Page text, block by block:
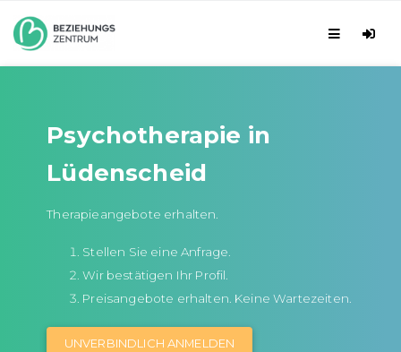
Psychotherapie in
Lüdenscheid
Therapieangebote erhalten.
Stellen Sie eine Anfrage.
Wir bestätigen Ihr Profil.
Preisangebote erhalten. Keine Wartezeiten.
UNVERBINDLICH ANMELDEN